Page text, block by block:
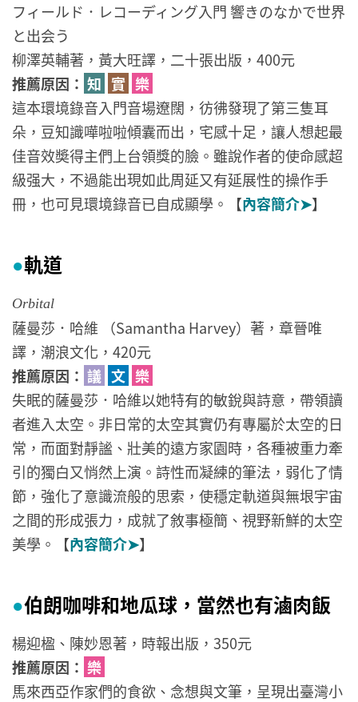
フィールド．レコーディング入門 響きのなかで世界
と出会う
柳澤英輔著，黃大旺譯，二十張出版，400元
推薦原因： 知 實 樂
這本環境錄音入門音場遼闊，彷彿發現了第三隻耳
朵，豆知識嘩啦啦傾囊而出，宅感十足，讓人想起最
佳音效奬得主們上台領獎的臉。雖說作者的使命感超
級强大，不過能出現如此周延又有延展性的操作手
冊，也可見環境錄音已自成顯學。【內容簡介➤】
●軌道
Orbital
薩曼莎．哈維 （Samantha Harvey）著，章晉唯
譯，潮浪文化，420元
推薦原因： 議 文 樂
失眠的薩曼莎．哈維以她特有的敏銳與詩意，帶領讀
者進入太空。非日常的太空其實仍有專屬於太空的日
常，而面對靜謐、壯美的遠方家園時，各種被重力牽
引的獨白又悄然上演。詩性而凝練的筆法，弱化了情
節，強化了意識流般的思索，使穩定軌道與無垠宇宙
之間的形成張力，成就了敘事極簡、視野新鮮的太空
美學。【內容簡介➤】
●伯朗咖啡和地瓜球，當然也有滷肉飯
楊迎楹、陳妙恩著，時報出版，350元
推薦原因： 樂
馬來西亞作家們的食欲、念想與文筆，呈現出臺灣小